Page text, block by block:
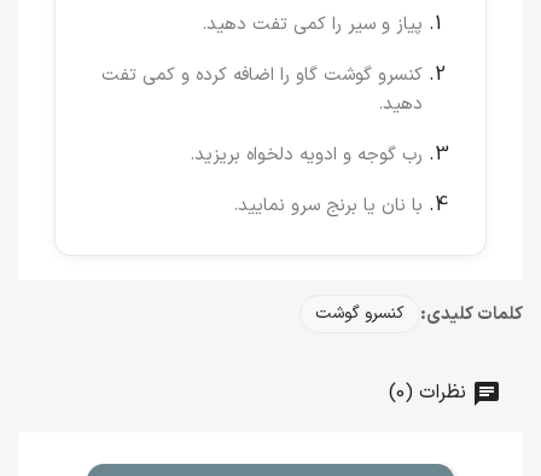
پیاز و سیر را کمی تفت دهید.
کنسرو گوشت گاو را اضافه کرده و کمی تفت
دهید.
رب گوجه و ادویه دلخواه بریزید.
با نان یا برنج سرو نمایید.
کلمات کلیدی: کنسرو گوشت
نظرات (0)